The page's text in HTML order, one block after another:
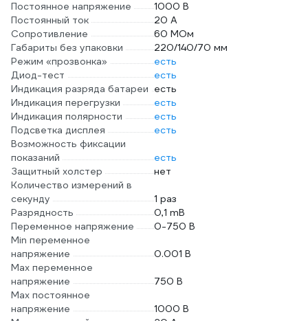
Постоянное напряжение
1000 В
Постоянный ток
20 А
Сопротивление
60 МОм
Габариты без упаковки
220/140/70 мм
Режим «прозвонка»
есть
Диод-тест
есть
Индикация разряда батареи есть
Индикация перегрузки
есть
Индикация полярности
есть
Подсветка дисплея
есть
Возможность фиксации
показаний
есть
Защитный холстер
нет
Количество измерений в
секунду
1 раз
Разрядность
0,1 mB
Переменное напряжение
0-750 В
Min переменное
напряжение
0.001 В
Max переменное
напряжение
750 В
Max постоянное
напряжение
1000 В